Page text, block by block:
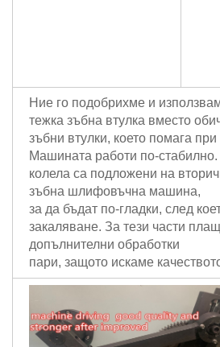
Ние го подобрихме и
тежка зъбна втулка вместо
зъбни втулки, което помага при
Машината работи по-стабилно.
колела са подложени на
зъбна шлифовъчна машина,
за да бъдат по-гладки, след
закаляване. За тези части
допълнителни обработки
пари, защото искаме